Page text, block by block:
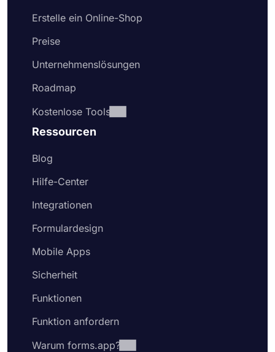
Erstelle ein Online-Shop
Preise
Unternehmenslösungen
Roadmap
Kostenlose Tools
Ressourcen
Blog
Hilfe-Center
Integrationen
Formulardesign
Mobile Apps
Sicherheit
Funktionen
Funktion anfordern
Warum forms.app?